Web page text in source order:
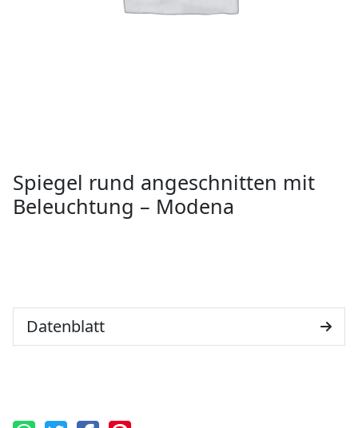
Spiegel rund angeschnitten mit
Beleuchtung – Modena
Datenblatt